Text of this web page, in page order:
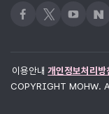
페이스북
x 유튜브
이용안내 개인정보처리방
COPYRIGHT MOHW.